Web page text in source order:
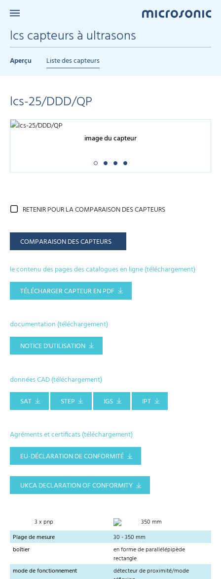
lcs capteurs à ultrasons
Aperçu Liste des capteurs
lcs-25/DDD/QP
image du capteur
RETENIR POUR LA COMPARAISON DES CAPTEURS
COMPARAISON DES CAPTEURS
le contenu des pages des catalogues en ligne (téléchargement)
TÉLÉCHARGER CAPTEUR EN PDF
documentation (téléchargement)
NOTICE D'UTILISATION
données CAD (téléchargement)
SAT
STEP IGS IPT
Agréments et certificats (téléchargement)
EU-DÉCLARATION DE CONFORMITÉ
UKCA DECLARATION OF CONFORMITY
3 x pnp
350 mm
Plage de mesure
30 - 350 mm
boîtier
en forme de parallélépipède
rectangle
mode de fonctionnement
détecteur de proximité/mode